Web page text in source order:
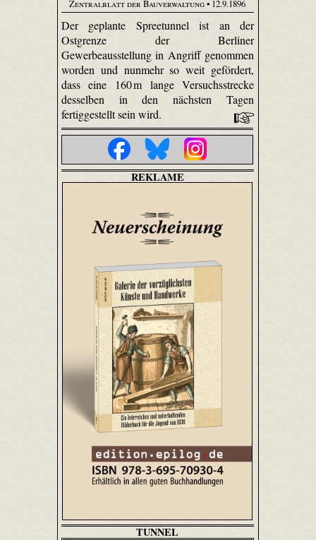
Zentralblatt der Bauverwaltung• 12.9.1896
Der geplante Spree­tunnel ist an der
Ostgrenze der Berliner
Gewerbeausstellung in Angriff genommen
worden und nunmehr so weit gefördert,
dass eine 160 m lange Versuchsstrecke
desselben in den nächsten Tagen
fertiggestellt sein wird.
REKLAME
TUNNEL